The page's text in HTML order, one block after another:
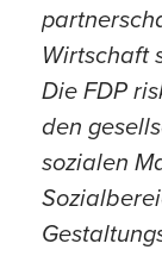
Wirtschaft
Die FDP
den
sozialen